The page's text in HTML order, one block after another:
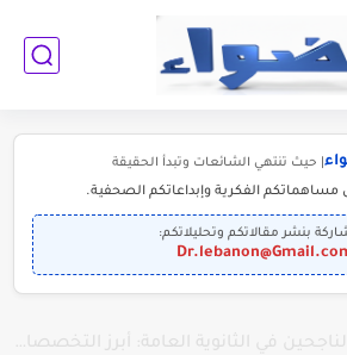
| حيث تنتهي الشائعات وتبدأ الحقيقة
مساهماتكم الفكرية وإبداعاتكم الصحفية.
بنشر مقالاتكم وتحليلاتكم:
إلى الناجحين في الثانوية العامة: أبرز التخصصات المطلوبة للمستقبل (2030-2050)